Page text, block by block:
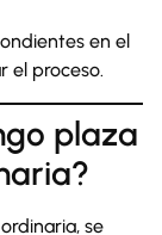
en el
el proceso.
plaza
se